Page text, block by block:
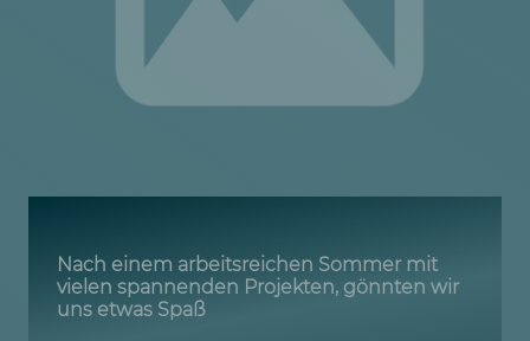
Nach einem arbeitsreichen Sommer mit
vielen spannenden Projekten, gönnten wir
uns etwas Spaß